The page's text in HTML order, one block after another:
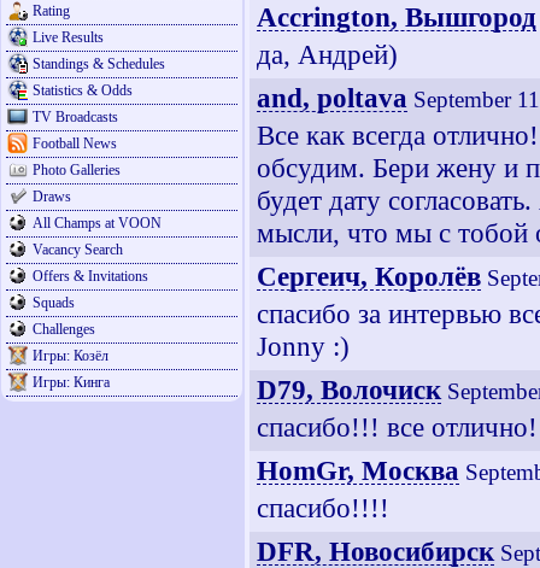
Rating
Live Results
Standings & Schedules
Statistics & Odds
TV Broadcasts
Football News
Photo Galleries
Draws
All Champs at VOON
Vacancy Search
Offers & Invitations
Squads
Challenges
Игры: Козёл
Игры: Кинга
Accrington, Вышгород
да, Андрей)
and, poltava September
Все как всегда
обсудим. Бери жену и
будет дату
мысли, что мы с тобой
Сергеич, Королёв
спасибо за интервью
Jonny :)
D79, Волочиск
спасибо!!! все
HomGr, Москва
спасибо!!!!
DFR, Новосибирск